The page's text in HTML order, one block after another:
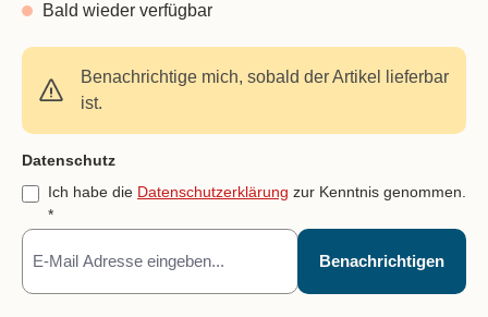
Bald wieder verfügbar
Benachrichtige mich, sobald der Artikel lieferbar
ist.
Feld nicht ausfüllen(Spam Schutz)
Datenschutz
Ich habe die Datenschutzerklärung zur Kenntnis genommen.
*
Benachrichtigen